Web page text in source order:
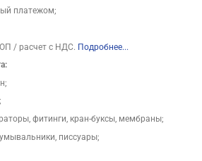
платежом;
/ расчет с НДС. Подробнее...
фитинги, кран-буксы, мембраны;
писсуары;